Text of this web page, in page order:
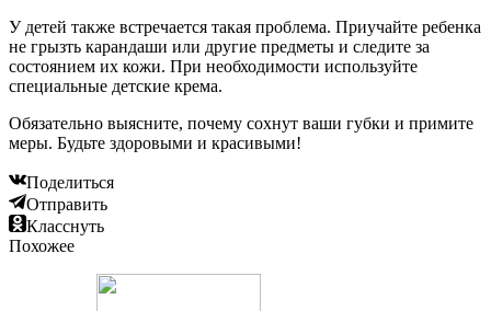
У детей также встречается такая проблема. Приучайте ребенка
не грызть карандаши или другие предметы и следите за
состоянием их кожи. При необходимости используйте
специальные детские крема.
Обязательно выясните, почему сохнут ваши губки и примите
меры. Будьте здоровыми и красивыми!
Поделиться
Отправить
Класснуть
Похожее